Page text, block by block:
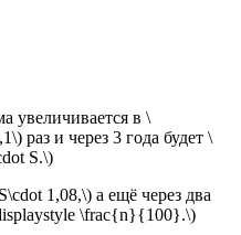
увеличивается в \
раз и через 3 года будет \
S.\)
1,08,\) а ещё через два
\frac{n}{100}.\)